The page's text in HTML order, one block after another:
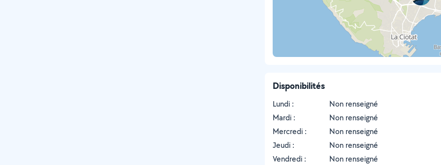
Disponibilités
Lundi :
Non renseigné
Mardi :
Non renseigné
Mercredi :
Non renseigné
Jeudi :
Non renseigné
Vendredi :
Non renseigné